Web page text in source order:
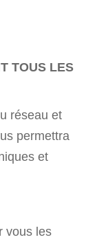
TOUS LES
réseau et
permettra
et
vous les